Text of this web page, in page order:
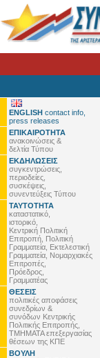
ENGLISH contact info,
press releases
ΕΠΙΚΑΙΡΟΤΗΤΑ
ανακοινώσεις &
δελτία Τύπου
ΕΚΔΗΛΩΣΕΙΣ
συγκεντρώσεις,
περιοδείες,
συσκέψεις,
συνεντεύξεις Τύπου
ΤΑΥΤΟΤΗΤΑ
καταστατικό,
ιστορικό,
Κεντρική Πολιτική
Επιτροπή, Πολιτική
Γραμματεία, Εκτελεστική
Γραμματεία, Νομαρχιακές
Επιτροπές,
Πρόεδρος,
Γραμματέας
ΘΕΣΕΙΣ
πολιτικές αποφάσεις
συνεδρίων &
συνόδων Κεντρικής
Πολιτικής Επιτροπής,
ΤΜΗΜΑΤΑ επεξεργασίας
θέσεων της ΚΠΕ
ΒΟΥΛΗ